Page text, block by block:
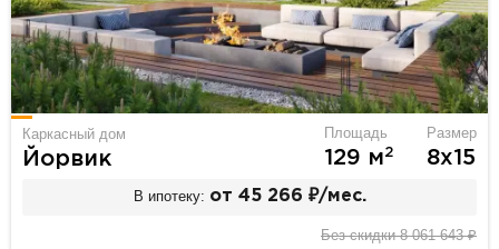
Каркасный дом
Йорвик
Площадь
129 м2
Размер
8х15
В ипотеку: от 45 266 ₽/мес.
Без скидки 8 061 643 ₽